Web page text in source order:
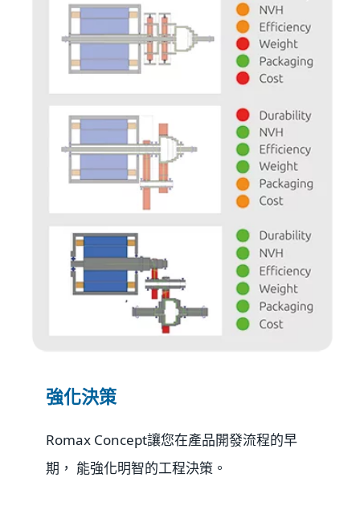
強化決策
Romax Concept讓您在產品開發流程的早
期， 能強化明智的工程決策。